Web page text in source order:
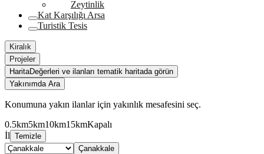
Zeytinlik
Kat Karşılığı Arsa
Turistik Tesis
Kiralık
Projeler
HaritaDeğerleri ve ilanları tematik haritada görün
Yakınımda Ara
Konumuna yakın ilanlar için yakınlık mesafesini seç.
0.5km5km10km15kmKapalı
İl Temizle
Çanakkale